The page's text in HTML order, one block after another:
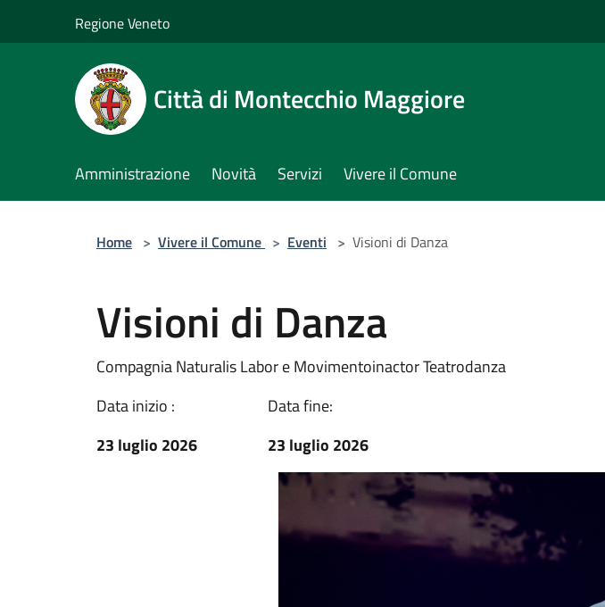
Regione Veneto
Città di Montecchio Maggiore
Amministrazione Novità Servizi Vivere il Comune
Home > Vivere il Comune > Eventi > Visioni di Danza
Visioni di Danza
Compagnia Naturalis Labor e Movimentoinactor Teatrodanza
Data inizio :
23 luglio 2026
Data fine:
23 luglio 2026